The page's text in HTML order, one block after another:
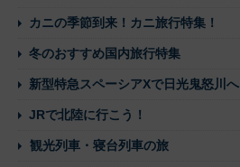
カニの季節到来！カニ旅行特集！
冬のおすすめ国内旅行特集
新型特急スペーシアXで日光鬼怒川へ
JRで北陸に行こう！
観光列車・寝台列車の旅